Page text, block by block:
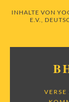
INHALTE VON
E.V.,